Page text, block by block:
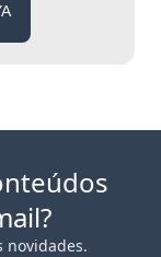
novidades.